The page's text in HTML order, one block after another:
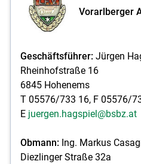
Vorarlberger
Geschäftsführer:Jürgen
Rheinhofstraße 16
6845 Hohenems
T 05576/733 16, F 05576/
E juergen.hagspiel@bsbz.at
Obmann:Ing. Markus
Diezlinger Straße 32a